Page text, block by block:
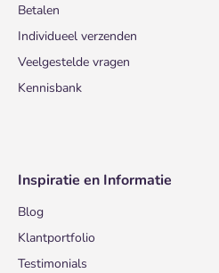
Betalen
Individueel verzenden
Veelgestelde vragen
Kennisbank
Inspiratie en Informatie
Blog
Klantportfolio
Testimonials